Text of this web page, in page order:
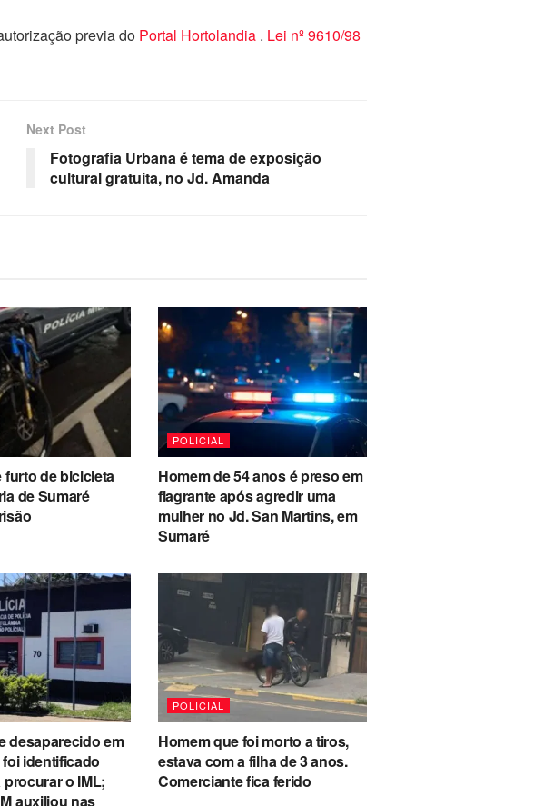
previa do Portal Hortolandia . Lei nº 9610/98
Next Post
Fotografia Urbana é tema de exposição
cultural gratuita, no Jd. Amanda
furto de bicicleta
de Sumaré
POLICIAL
Homem de 54 anos é preso em
flagrante após agredir uma
mulher no Jd. San Martins, em
Sumaré
desaparecido em
identificado
o IML;
auxiliou nas
POLICIAL
Homem que foi morto a tiros,
estava com a filha de 3 anos.
Comerciante fica ferido